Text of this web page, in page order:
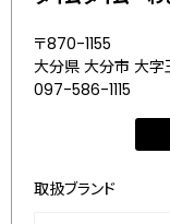
〒870-1155
大分県 大分市 大字
097-586-1115
取扱ブランド